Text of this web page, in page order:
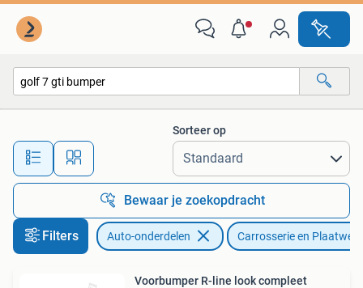
Alle afstanden…
Sorteer op
Bewaar je zoekopdracht
Filters Auto-onderdelen Carrosserie en Plaatwerk
Voorbumper R-line look compleet